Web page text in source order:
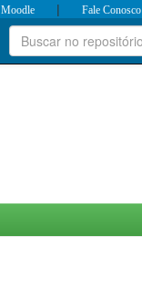
Moodle | Fale Conosco